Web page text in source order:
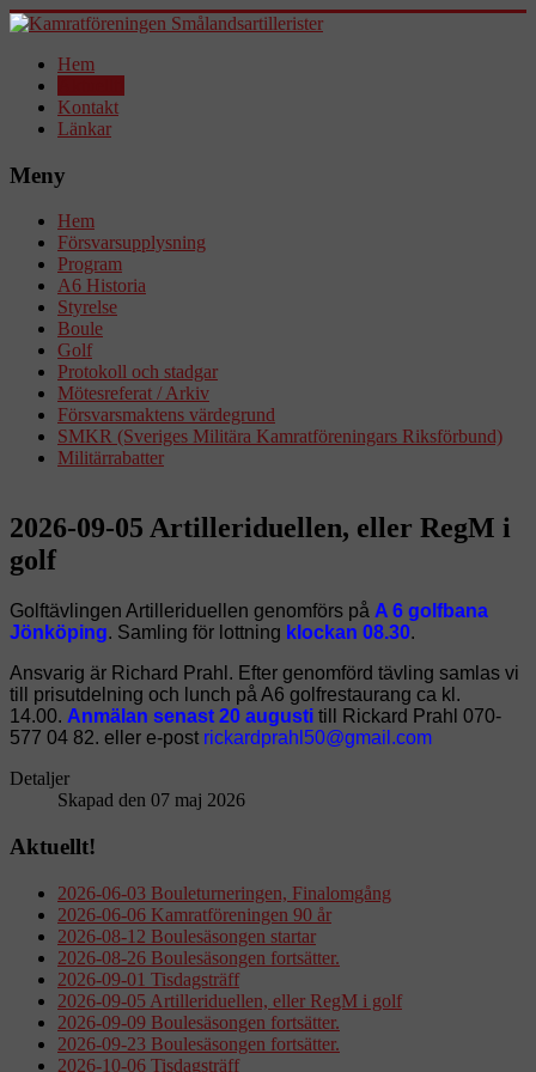
Hem
Kontakt
Länkar
Meny
Hem
Försvarsupplysning
Program
A6 Historia
Styrelse
Boule
Golf
Protokoll och stadgar
Mötesreferat / Arkiv
Försvarsmaktens värdegrund
SMKR (Sveriges Militära Kamratföreningars Riksförbund)
Militärrabatter
2026-09-05 Artilleriduellen, eller RegM i
golf
Golftävlingen Artilleriduellen genomförs på A 6 golfbana
Jönköping. Samling för lottning klockan 08.30.
Ansvarig är Richard Prahl. Efter genomförd tävling samlas vi
till prisutdelning och lunch på A6 golfrestaurang ca kl.
14.00. Anmälan senast 20 augusti till Rickard Prahl 070-
577 04 82. eller e-post
Detaljer
Skapad den 07 maj 2026
Aktuellt!
2026-06-03 Bouleturneringen, Finalomgång
2026-06-06 Kamratföreningen 90 år
2026-08-12 Boulesäsongen startar
2026-08-26 Boulesäsongen fortsätter.
2026-09-01 Tisdagsträff
2026-09-05 Artilleriduellen, eller RegM i golf
2026-09-09 Boulesäsongen fortsätter.
2026-09-23 Boulesäsongen fortsätter.
2026-10-06 Tisdagsträff